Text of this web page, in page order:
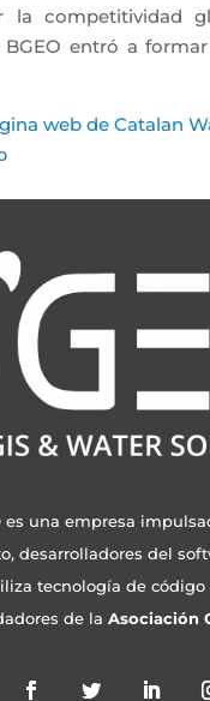
la competitividad
BGEO entró a
web de Catalan
es una empresa
desarrolladores del
tecnología de código
de laAsociación